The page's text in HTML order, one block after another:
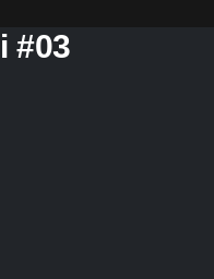
#03